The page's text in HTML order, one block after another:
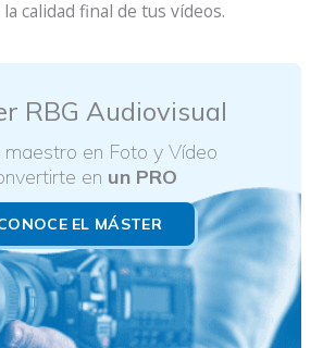
calidad final de tus vídeos.
RBG Audiovisual
maestro en Foto y Vídeo
en un PRO
EL MÁSTER